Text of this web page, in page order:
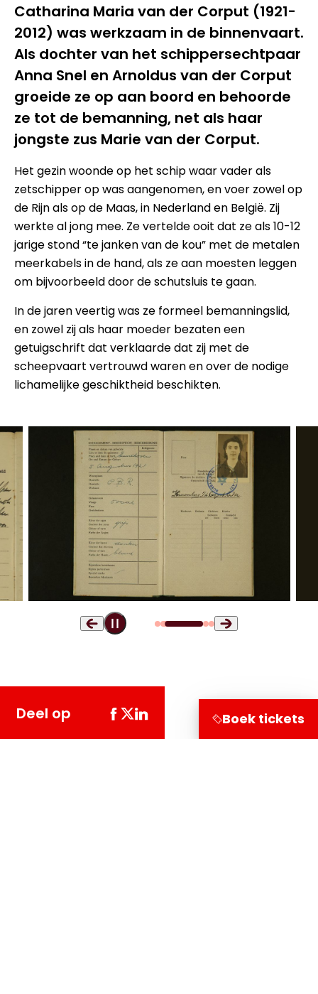
Catharina Maria van der Corput (1921-
2012) was werkzaam in de binnenvaart.
Als dochter van het schippersechtpaar
Anna Snel en Arnoldus van der Corput
groeide ze op aan boord en behoorde
ze tot de bemanning, net als haar
jongste zus Marie van der Corput.
Het gezin woonde op het schip waar vader als
zetschipper op was aangenomen, en voer zowel op
de Rijn als op de Maas, in Nederland en België. Zij
werkte al jong mee. Ze vertelde ooit dat ze als 10-12
jarige stond “te janken van de kou” met de metalen
meerkabels in de hand, als ze aan moesten leggen
om bijvoorbeeld door de schutsluis te gaan.
In de jaren veertig was ze formeel bemanningslid,
en zowel zij als haar moeder bezaten een
getuigschrift dat verklaarde dat zij met de
scheepvaart vertrouwd waren en over de nodige
lichamelijke geschiktheid beschikten.
Deel op Boek tickets